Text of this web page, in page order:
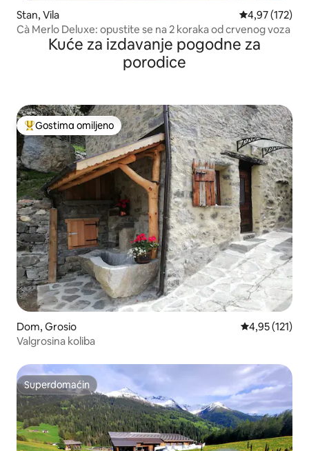
Stan, Vila Prosečna
4,97 (172)
Cà Merlo Deluxe: opustite se na 2 koraka od crvenog voza
Kuće za izdavanje pogodne za
porodice
Najuspešniji među gostima omiljenim
Gostima omiljeno
Dom, Grosio Prosečna
4,95 (121)
Valgrosina koliba
Superdomaćin
Superdomaćin